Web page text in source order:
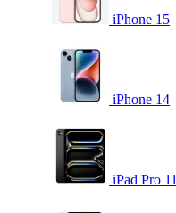
iPhone 15
iPhone 14
iPad Pro 11